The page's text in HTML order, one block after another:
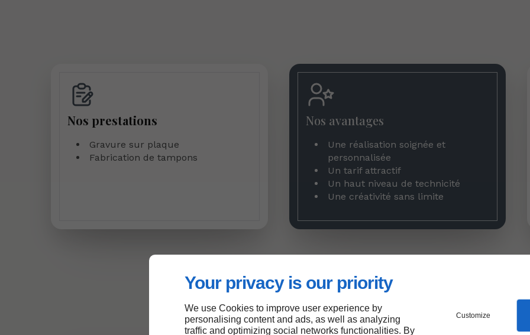
Your privacy is our priority
We use Cookies to improve user experience by
personalising content and ads, as well as analyzing
traffic and optimizing social networks functionalities. By
Customize
Nos prestations
Gravure sur plaque
Fabrication de tampons
Nos avantages
Une réalisation soignée et
personnalisée
Un tarif attractif
Un haut niveau de technicité
Une créativité sans limite
La